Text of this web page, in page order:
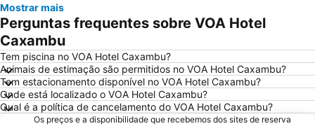
Mostrar mais
Perguntas frequentes sobre VOA Hotel
Caxambu
Tem piscina no VOA Hotel Caxambu?
Animais de estimação são permitidos no VOA Hotel Caxambu?
Tem estacionamento disponível no VOA Hotel Caxambu?
Onde está localizado o VOA Hotel Caxambu?
Qual é a política de cancelamento do VOA Hotel Caxambu?
Os preços e a disponibilidade que recebemos dos sites de reserva